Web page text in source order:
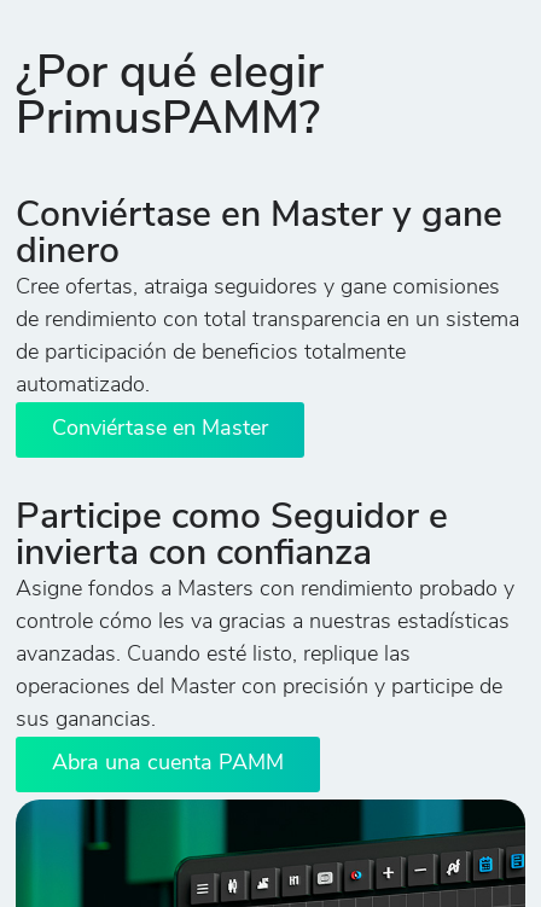
¿Por qué elegir
PrimusPAMM?
Conviértase en Master y gane
dinero
Cree ofertas, atraiga seguidores y gane comisiones
de rendimiento con total transparencia en un sistema
de participación de beneficios totalmente
automatizado.
Conviértase en Master
Participe como Seguidor e
invierta con confianza
Asigne fondos a Masters con rendimiento probado y
controle cómo les va gracias a nuestras estadísticas
avanzadas. Cuando esté listo, replique las
operaciones del Master con precisión y participe de
sus ganancias.
Abra una cuenta PAMM